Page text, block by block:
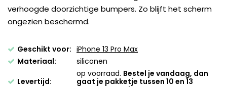
verhoogde doorzichtige bumpers. Zo blijft het scherm
ongezien beschermd.
Geschikt voor: iPhone 13 Pro Max
Materiaal:
siliconen
Levertijd:
op voorraad. Bestel je vandaag, dan
gaat je pakketje tussen 10 en 13